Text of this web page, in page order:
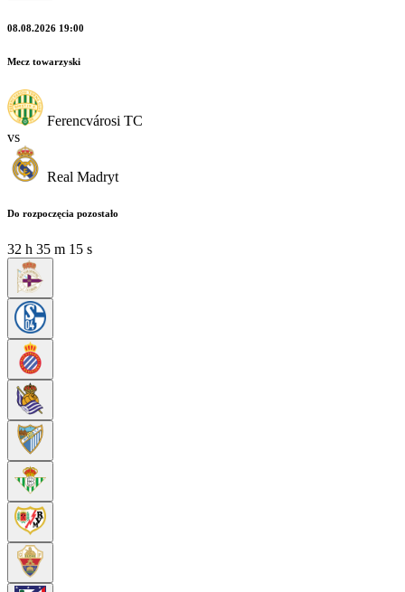
08.08.2026 19:00
Mecz towarzyski
Ferencvárosi TC
vs
Real Madryt
Do rozpoczęcia pozostało
32 h 35 m 13 s